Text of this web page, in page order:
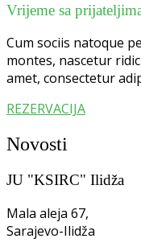
Vrijeme sa
Cum sociis natoque
montes, nascetur
amet, consectetur
REZERVACIJA
Novosti
JU "KSIRC" Ilidža
Mala aleja 67,
Sarajevo-Ilidža